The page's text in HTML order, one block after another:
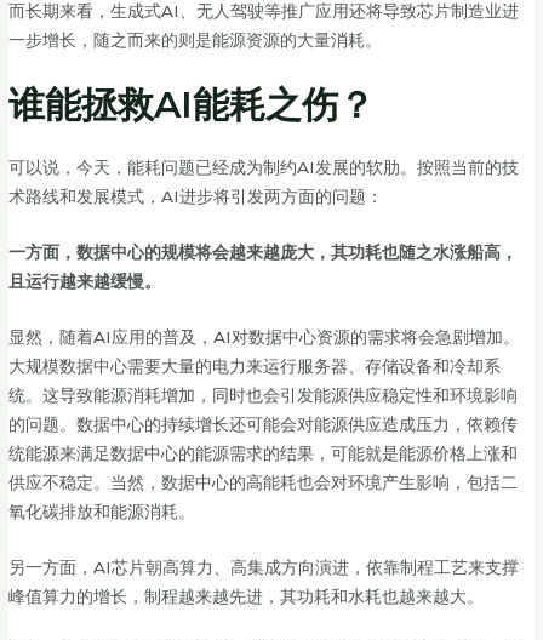
而长期来看，生成式AI、无人驾驶等推广应用还将导致芯片制造业进
一步增长，随之而来的则是能源资源的大量消耗。
谁能拯救AI能耗之伤？
可以说，今天，能耗问题已经成为制约AI发展的软肋。按照当前的技
术路线和发展模式，AI进步将引发两方面的问题：
一方面，数据中心的规模将会越来越庞大，其功耗也随之水涨船高，
且运行越来越缓慢。
显然，随着AI应用的普及，AI对数据中心资源的需求将会急剧增加。
大规模数据中心需要大量的电力来运行服务器、存储设备和冷却系
统。这导致能源消耗增加，同时也会引发能源供应稳定性和环境影响
的问题。数据中心的持续增长还可能会对能源供应造成压力，依赖传
统能源来满足数据中心的能源需求的结果，可能就是能源价格上涨和
供应不稳定。当然，数据中心的高能耗也会对环境产生影响，包括二
氧化碳排放和能源消耗。
另一方面，AI芯片朝高算力、高集成方向演进，依靠制程工艺来支撑
峰值算力的增长，制程越来越先进，其功耗和水耗也越来越大。